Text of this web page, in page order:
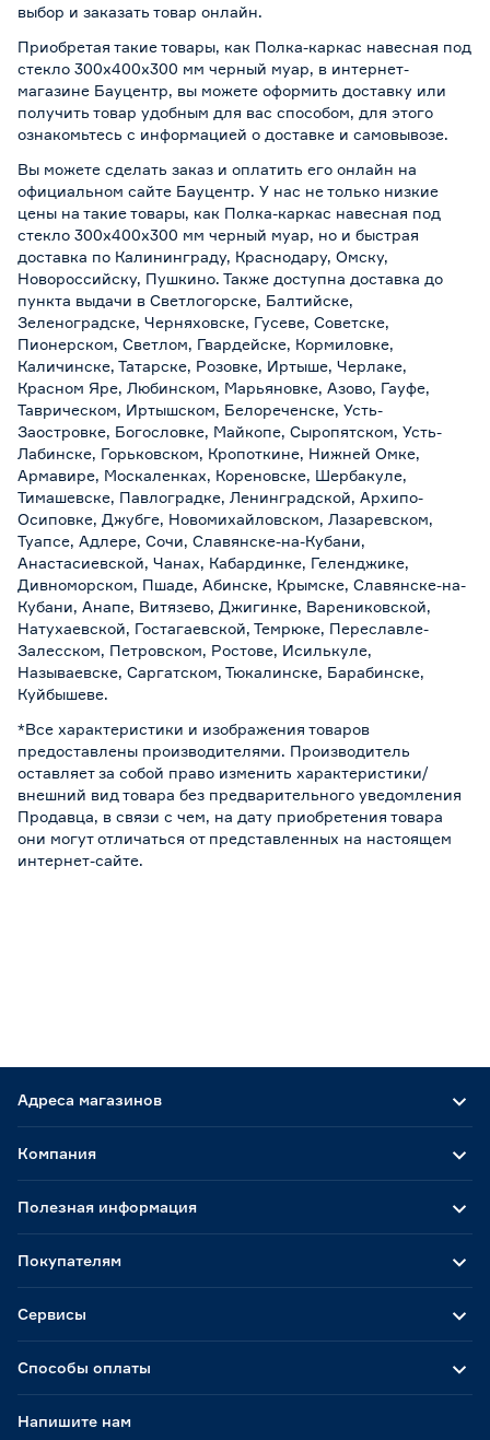
выбор и заказать товар онлайн.
Приобретая такие товары, как Полка-каркас навесная под
стекло 300х400х300 мм черный муар, в интернет-
магазине Бауцентр, вы можете оформить доставку или
получить товар удобным для вас способом, для этого
ознакомьтесь с информацией о доставке и самовывозе.
Вы можете сделать заказ и оплатить его онлайн на
официальном сайте Бауцентр. У нас не только низкие
цены на такие товары, как Полка-каркас навесная под
стекло 300х400х300 мм черный муар, но и быстрая
доставка по Калининграду, Краснодару, Омску,
Новороссийску, Пушкино. Также доступна доставка до
пункта выдачи в Светлогорске, Балтийске,
Зеленоградске, Черняховске, Гусеве, Советске,
Пионерском, Светлом, Гвардейске, Кормиловке,
Каличинске, Татарске, Розовке, Иртыше, Черлаке,
Красном Яре, Любинском, Марьяновке, Азово, Гауфе,
Таврическом, Иртышском, Белореченске, Усть-
Заостровке, Богословке, Майкопе, Сыропятском, Усть-
Лабинске, Горьковском, Кропоткине, Нижней Омке,
Армавире, Москаленках, Кореновске, Шербакуле,
Тимашевске, Павлоградке, Ленинградской, Архипо-
Осиповке, Джубге, Новомихайловском, Лазаревском,
Туапсе, Адлере, Сочи, Славянске-на-Кубани,
Анастасиевской, Чанах, Кабардинке, Геленджике,
Дивноморском, Пшаде, Абинске, Крымске, Славянске-на-
Кубани, Анапе, Витязево, Джигинке, Варениковской,
Натухаевской, Гостагаевской, Темрюке, Переславле-
Залесском, Петровском, Ростове, Исилькуле,
Называевске, Саргатском, Тюкалинске, Барабинске,
Куйбышеве.
*Все характеристики и изображения товаров
предоставлены производителями. Производитель
оставляет за собой право изменить характеристики/
внешний вид товара без предварительного уведомления
Продавца, в связи с чем, на дату приобретения товара
они могут отличаться от представленных на настоящем
интернет-сайте.
Адреса магазинов
Способы оплаты
Компания
Полезная информация
Покупателям
Сервисы
Напишите нам